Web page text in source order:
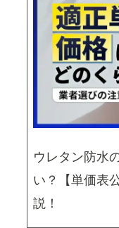
ウレタン防水
い？【単価表
説！